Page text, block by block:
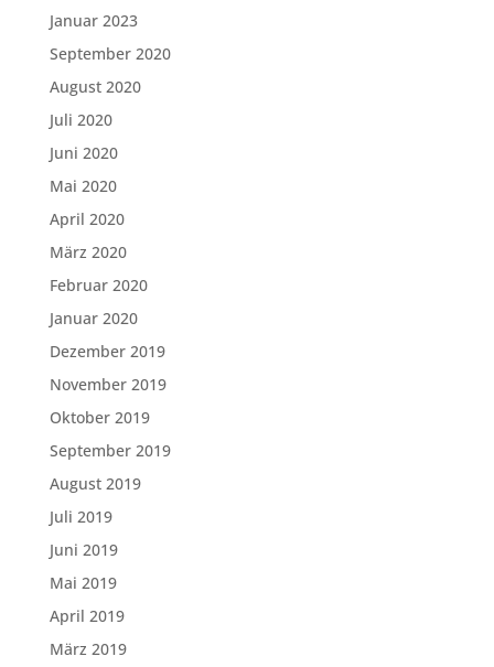
Januar 2023
September 2020
August 2020
Juli 2020
Juni 2020
Mai 2020
April 2020
März 2020
Februar 2020
Januar 2020
Dezember 2019
November 2019
Oktober 2019
September 2019
August 2019
Juli 2019
Juni 2019
Mai 2019
April 2019
März 2019